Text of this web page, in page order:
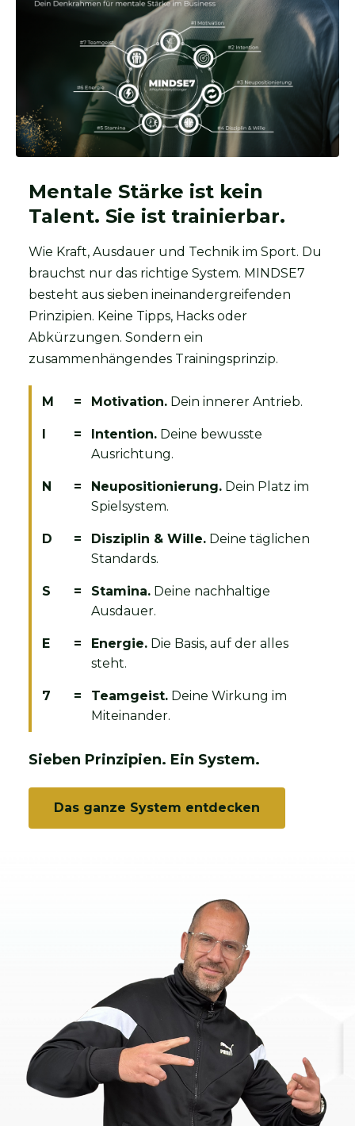
Mentale Stärke ist kein
Talent. Sie ist trainierbar.
Wie Kraft, Ausdauer und Technik im Sport. Du
brauchst nur das richtige System. MINDSE7
besteht aus sieben ineinandergreifenden
Prinzipien. Keine Tipps, Hacks oder
Abkürzungen. Sondern ein
zusammenhängendes Trainingsprinzip.
M = Motivation. Dein innerer Antrieb.
= Intention. Deine bewusste
Ausrichtung.
N = Neupositionierung. Dein Platz im
Spielsystem.
D = Disziplin & Wille. Deine täglichen
Standards.
S = Stamina. Deine nachhaltige
Ausdauer.
E = Energie. Die Basis, auf der alles
steht.
7 = Teamgeist. Deine Wirkung im
Miteinander.
Sieben Prinzipien. Ein System.
Das ganze System entdecken